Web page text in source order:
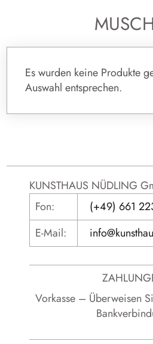
Es wurden keine Produkte
Auswahl entsprechen.
KUNSTHAUS NÜDLING
Fon:
(+49) 661
E-Mail:
Vorkasse – Überweisen